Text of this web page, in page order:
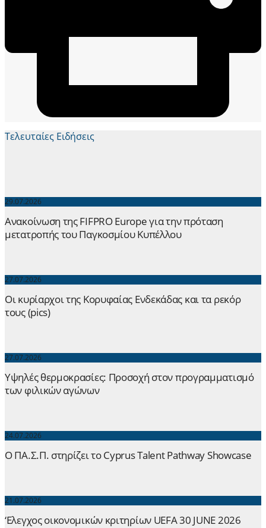
Τελευταίες Ειδήσεις
29.07.2026
Ανακοίνωση της FIFPRO Europe για την πρόταση
μετατροπής του Παγκοσμίου Κυπέλλου
27.07.2026
Οι κυρίαρχοι της Κορυφαίας Ενδεκάδας και τα ρεκόρ
τους (pics)
27.07.2026
Yψηλές θερμοκρασίες: Προσοχή στον προγραμματισμό
των φιλικών αγώνων
24.07.2026
Ο ΠΑ.Σ.Π. στηρίζει το Cyprus Talent Pathway Showcase
21.07.2026
‘Ελεγχος οικονομικών κριτηρίων UEFA 30 JUNE 2026